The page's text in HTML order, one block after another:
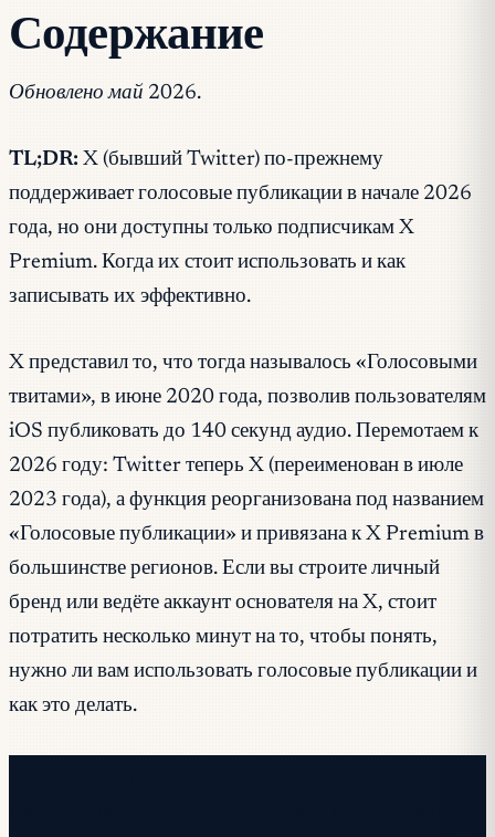
Содержание
Обновлено май 2026.
TL;DR: X (бывший Twitter) по-прежнему
поддерживает голосовые публикации в начале 2026
года, но они доступны только подписчикам X
Premium. Когда их стоит использовать и как
записывать их эффективно.
X представил то, что тогда называлось «Голосовыми
твитами», в июне 2020 года, позволив пользователям
iOS публиковать до 140 секунд аудио. Перемотаем к
2026 году: Twitter теперь X (переименован в июле
2023 года), а функция реорганизована под названием
«Голосовые публикации» и привязана к X Premium в
большинстве регионов. Если вы строите личный
бренд или ведёте аккаунт основателя на X, стоит
потратить несколько минут на то, чтобы понять,
нужно ли вам использовать голосовые публикации и
как это делать.